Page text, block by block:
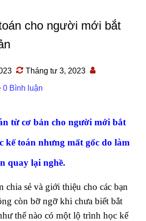
cho người mới bắt
Tháng tư 3, 2023
0 Bình luận
từ cơ bản cho người mới bắt
kế toán nhưng mất gốc do làm
quay lại nghề.
chia sẻ và giới thiệu cho các bạn
còn bỡ ngỡ khi chưa biết bắt
thế nào có một lộ trình học kế